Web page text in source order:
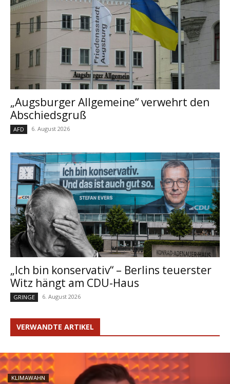
„Augsburger Allgemeine“ verwehrt den
Abschiedsgruß
AFD 6. August 2026
„Ich bin konservativ“ – Berlins teuerster
Witz hängt am CDU-Haus
GRINGE 6. August 2026
VERWANDTE ARTIKEL
KLIMAWAHN